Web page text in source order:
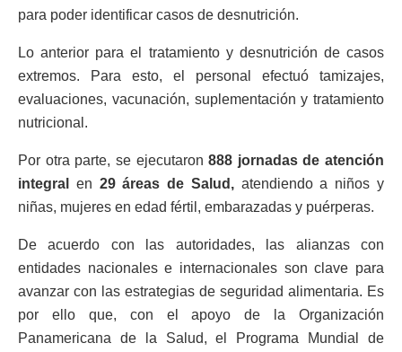
para poder identificar casos de desnutrición.
Lo anterior para el tratamiento y desnutrición de casos
extremos. Para esto, el personal efectuó tamizajes,
evaluaciones, vacunación, suplementación y tratamiento
nutricional.
Por otra parte, se ejecutaron 888 jornadas de atención
integral
en 29 áreas de Salud,atendiendo a niños y
niñas, mujeres en edad fértil, embarazadas y puérperas.
De acuerdo con las autoridades, las alianzas con
entidades nacionales e internacionales son clave para
avanzar con las estrategias de seguridad alimentaria. Es
por ello que, con el apoyo de la Organización
Panamericana de la Salud, el Programa Mundial de